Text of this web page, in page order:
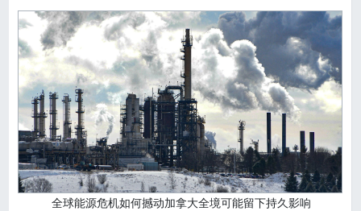
全球能源危机如何撼动加拿大全境可能留下持久影响